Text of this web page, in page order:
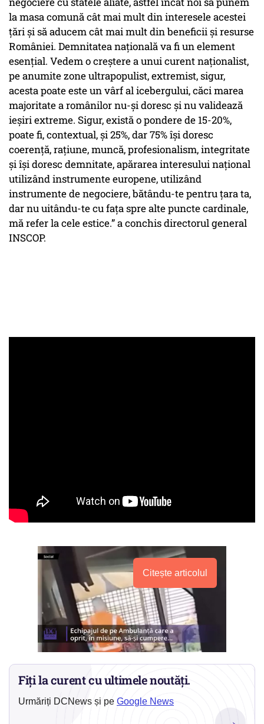
la masa comună cât mai mult din interesele acestei
țări și să aducem cât mai mult din beneficii și resurse
României. Demnitatea națională va fi un element
esențial. Vedem o creștere a unui curent naționalist,
pe anumite zone ultrapopulist, extremist, sigur,
acesta poate este un vârf al icebergului, căci marea
majoritate a românilor nu-și doresc și nu validează
ieșiri extreme. Sigur, există o pondere de 15-20%,
poate fi, contextual, și 25%, dar 75% își doresc
coerență, rațiune, muncă, profesionalism, integritate
și își doresc demnitate, apărarea interesului național
utilizând instrumente europene, utilizând
instrumente de negociere, bătându-te pentru țara ta,
dar nu uitându-te cu fața spre alte puncte cardinale,
mă refer la cele estice.” a conchis directorul general
INSCOP.
Citește articolul
Fiți la curent cu ultimele noutăți.
Urmăriți DCNews și pe Google News